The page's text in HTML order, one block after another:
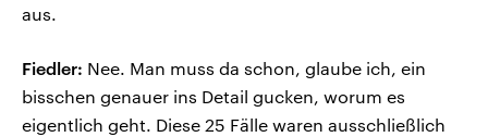
aus.
Fiedler: Nee. Man muss da schon, glaube ich, ein
bisschen genauer ins Detail gucken, worum es
eigentlich geht. Diese 25 Fälle waren ausschließlich